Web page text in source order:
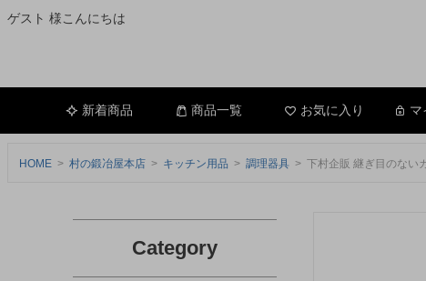
ゲスト 様こんにちは
新着商品 商品一覧 お気に入り マ
HOME 村の鍛冶屋本店 キッチン用品 調理器具 下村企販 継ぎ目のない
Category